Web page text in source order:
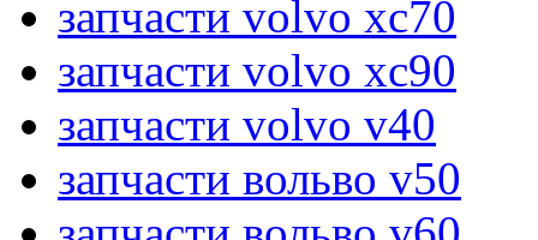
запчасти volvo xc70
запчасти volvo xc90
запчасти volvo v40
запчасти вольво v50